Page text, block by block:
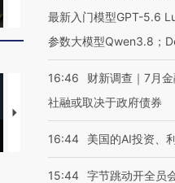
育部长
【推广】走进第四届链博
有意思
最新入门模型GPT-5.6
参数大模型Qwen3.8；
16:46
财新调查｜7月
社融或取决于政府债券
16:44 美国的AI投资、
15:44 字节跳动开全员